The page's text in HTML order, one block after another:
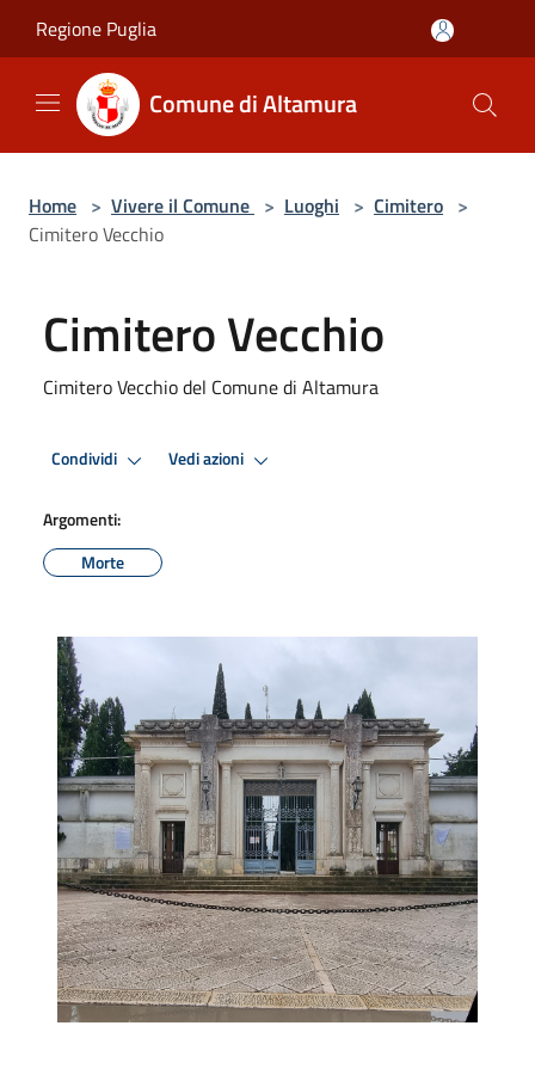
Regione Puglia
Comune di Altamura
Home > Vivere il Comune > Luoghi > Cimitero >
Cimitero Vecchio
Cimitero Vecchio
Cimitero Vecchio del Comune di Altamura
Condividi Vedi azioni
Argomenti:
Morte